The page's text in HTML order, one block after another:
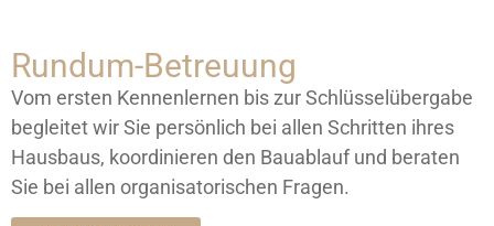
Rundum-Betreuung
Vom ersten Kennenlernen bis zur Schlüsselübergabe
begleitet wir Sie persönlich bei allen Schritten ihres
Hausbaus, koordinieren den Bauablauf und beraten
Sie bei allen organisatorischen Fragen.